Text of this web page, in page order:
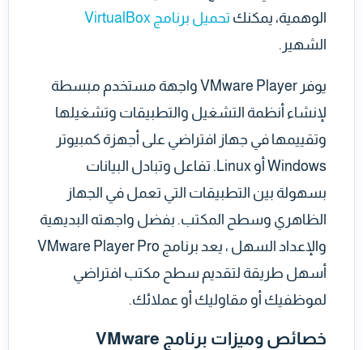
الوهمية، يمكنك تحميل برنامج VirtualBox
الشهير.
يوفر VMware Player واجهة مستخدم مبسطة
لإنشاء أنظمة التشغيل والتطبيقات وتشغيلها
وتقييمها في جهاز افتراضي على أجهزة كمبيوتر
Windows أو Linux. تفاعل وتبادل البيانات
بسهولة بين التطبيقات التي تعمل في الجهاز
الظاهري وسطح المكتب. بفضل واجهته البديهية
والإعداد السهل ، يعد برنامج VMware Player Pro
أسهل طريقة لتقديم سطح مكتب افتراضي
لموظفيك أو مقاوليك أو عملائك.
خصائص وميزات برنامج VMware